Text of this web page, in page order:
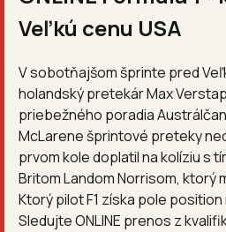
Veľkú cenu USA
V sobotňajšom šprinte pred
holandský pretekár Max
priebežného poradia
McLarene šprintové preteky
prvom kole doplatil na kolíziu s
Britom Landom Norrisom, ktorý
Ktorý pilot F1 získa pole
Sledujte ONLINE prenos z